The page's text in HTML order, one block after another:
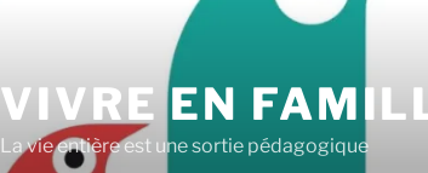
VIVRE EN
La vie entière est une sortie pédagogique